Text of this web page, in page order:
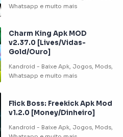
Charm King Apk MOD
v2.37.0 [Lives/Vidas-
Gold/Ouro]
Flick Boss: Freekick Apk Mod
v1.2.0 [Money/Dinheiro]